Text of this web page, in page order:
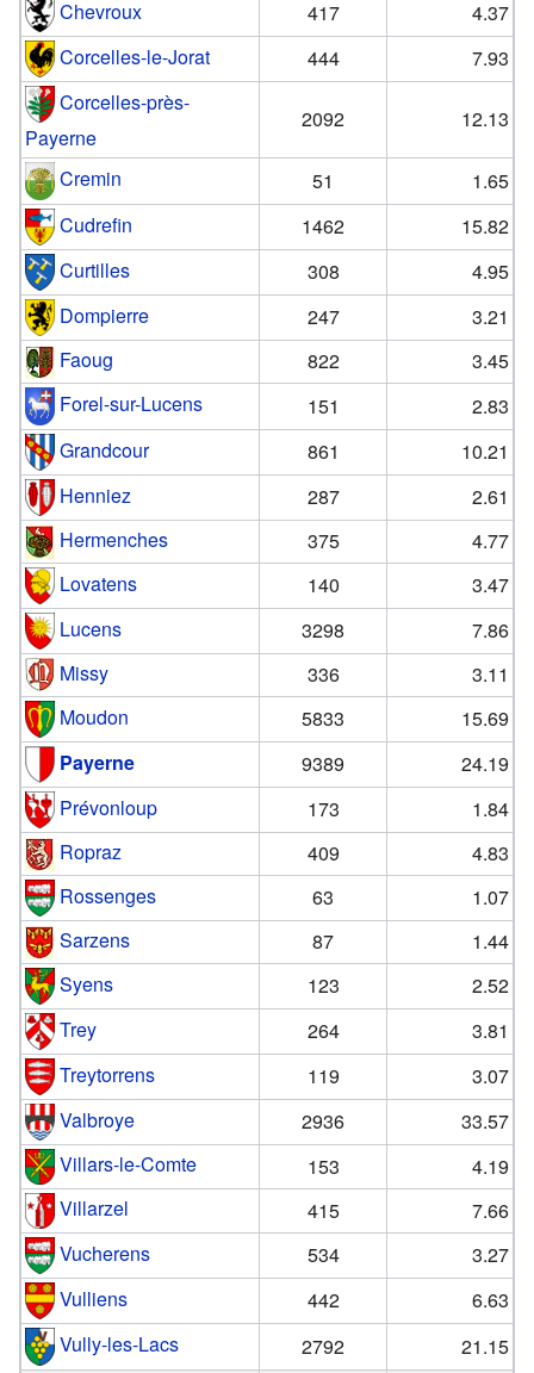
Chevroux 417
4.37
Corcelles-le-Jorat
444
7.93
Corcelles-près-
Payerne
2092 12.13
Cremin 51
1.65
Cudrefin
1462
15.82
Curtilles
308
4.95
Dompierre
247
3.21
Faoug
822
3.45
Forel-sur-Lucens
151
2.83
Grandcour
861
10.21
Henniez
287
2.61
Hermenches
375
4.77
Lovatens
140
3.47
Lucens
3298
7.86
Missy
336
3.11
Moudon
5833
15.69
Payerne
9389
24.19
Prévonloup
173
1.84
Ropraz
409
4.83
Rossenges
63
1.07
Sarzens
87
1.44
Syens
123
2.52
Trey
264
3.81
Treytorrens
119
3.07
Valbroye
2936
33.57
Villars-le-Comte
153
4.19
Villarzel
415
7.66
Vucherens
534
3.27
Vulliens
442
6.63
Vully-les-Lacs
2792
21.15